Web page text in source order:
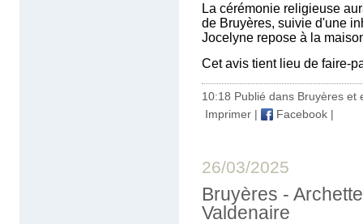
La cérémonie religieuse
de Bruyères, suivie d'une
Jocelyne repose à la
Cet avis tient lieu de faire-
10:18 Publié dans Bruyères et
Imprimer | Facebook |
26/03/2025
Bruyères -
Valdenaire